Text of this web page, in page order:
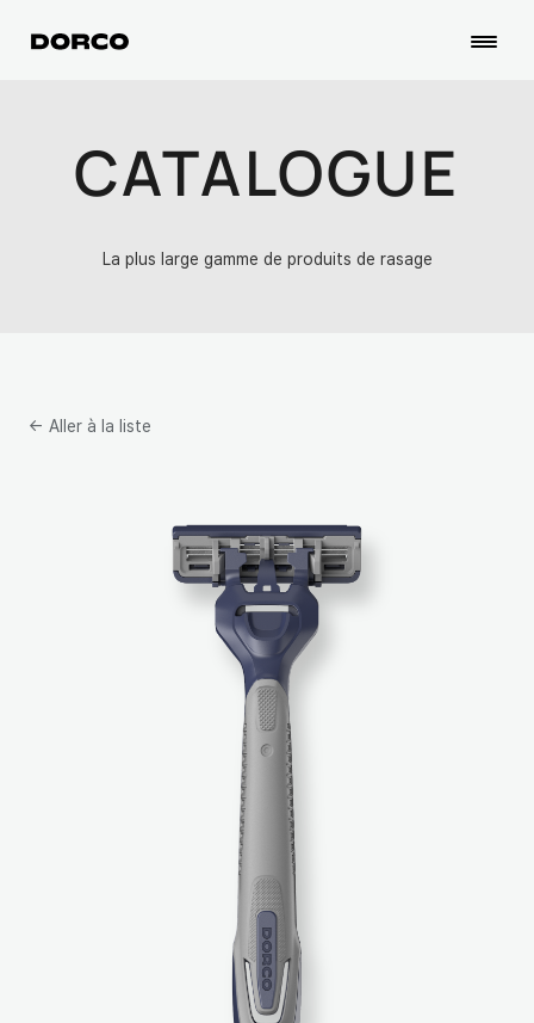
CATALOGUE
La plus large gamme de produits de rasage
← Aller à la liste